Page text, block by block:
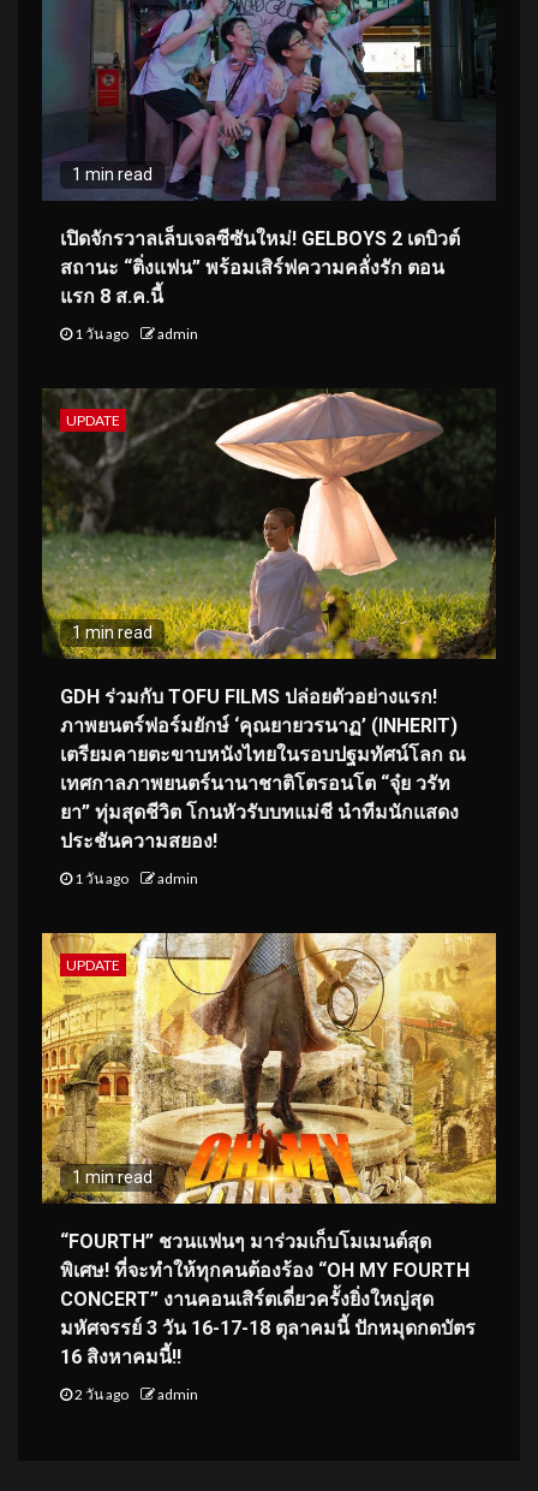
1 min read
เปิดจักรวาลเล็บเจลซีซันใหม่! GELBOYS 2 เดบิวต์
สถานะ “ติ่งแฟน” พร้อมเสิร์ฟความคลั่งรัก ตอน
แรก 8 ส.ค.นี้
1 วัน ago admin
UPDATE
1 min read
GDH ร่วมกับ TOFU FILMS ปล่อยตัวอย่างแรก!
ภาพยนตร์ฟอร์มยักษ์ ‘คุณยายวรนาฏ’ (INHERIT)
เตรียมคายตะขาบหนังไทยในรอบปฐมทัศน์โลก ณ
เทศกาลภาพยนตร์นานาชาติโตรอนโต “จุ๋ย วรัท
ยา” ทุ่มสุดชีวิต โกนหัวรับบทแม่ชี นำทีมนักแสดง
ประชันความสยอง!
1 วัน ago admin
UPDATE
1 min read
“FOURTH” ชวนแฟนๆ มาร่วมเก็บโมเมนต์สุด
พิเศษ! ที่จะทำให้ทุกคนต้องร้อง “OH MY FOURTH
CONCERT” งานคอนเสิร์ตเดี่ยวครั้งยิ่งใหญ่สุด
มหัศจรรย์ 3 วัน 16-17-18 ตุลาคมนี้ ปักหมุดกดบัตร
16 สิงหาคมนี้!!
2 วัน ago admin